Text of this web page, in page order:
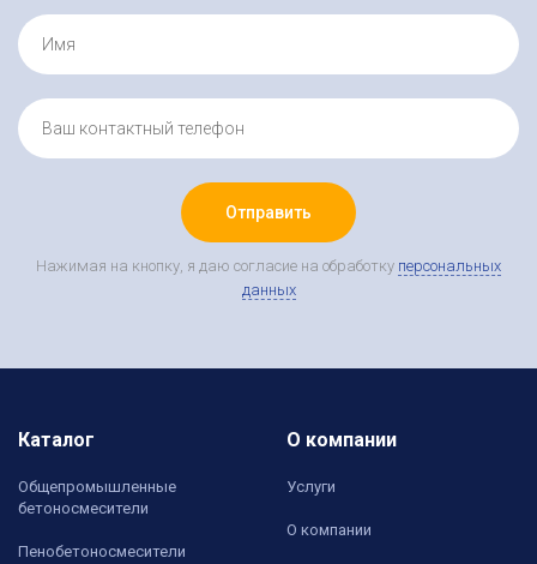
Отправить
Нажимая на кнопку, я даю согласие на обработку персональных
данных
Каталог
Общепромышленные
бетоносмесители
Пенобетоносмесители
О компании
Услуги
О компании